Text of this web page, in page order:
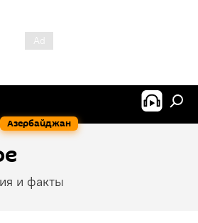
Азербайджан
и факты